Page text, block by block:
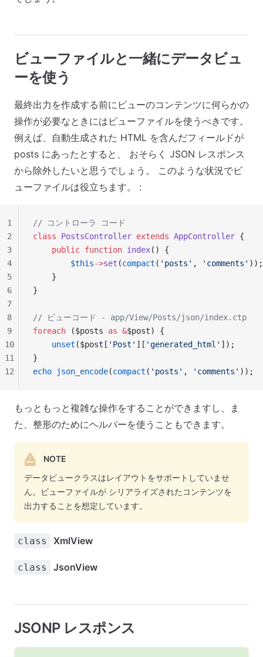
ビューファイルと一緒にデータビュ
ーを使う
最終出力を作成する前にビューのコンテンツに何らかの
操作が必要なときにはビューファイルを使うべきです。
例えば、自動生成された HTML を含んだフィールドが
posts にあったとすると、 おそらく JSON レスポンス
から除外したいと思うでしょう。 このような状況でビ
ューファイルは役立ちます。 :
// コントローラ コード
class PostsController extends AppController {
    public
function index() {
        $this
->set (compact ( 'posts' , 'comments' ));
    }
}
// ビューコード - app/View/Posts/json/index.ctp
foreach ($posts as &$post) {
    unset
($post[ 'Post' ][ 'generated_html' ]);
}
echo json_encode(compact ( 'posts' , 'comments' ));
1
2
3
4
5
6
7
8
9
10
11
12
もっともっと複雑な操作をすることができますし、ま
た、整形のためにヘルパーを使うこともできます。
NOTE
データビュークラスはレイアウトをサポートしていませ
ん。ビューファイルが シリアライズされたコンテンツを
出力することを想定しています。
class XmlView
class JsonView
JSONP レスポンス